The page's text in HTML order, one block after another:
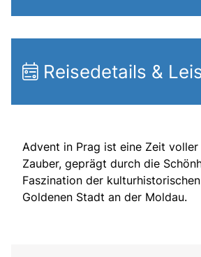
Reisedetails &
Advent in Prag ist eine Zeit voller
Zauber, geprägt durch die
Faszination der
Goldenen Stadt an der Moldau.